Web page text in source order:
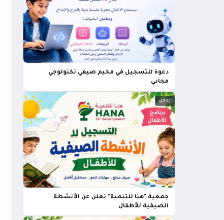
دعوة للتسجيل في مخيم صيفي تكنولوجي
مجاني
إعلان
جمعية "هنا للتنمية" تعلن عن الأنشطة
الصيفية للأطفال